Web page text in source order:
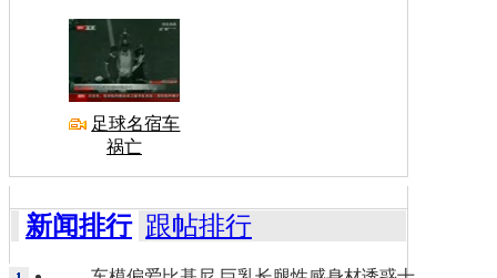
足球名宿车
祸亡
新闻排行 跟帖排行